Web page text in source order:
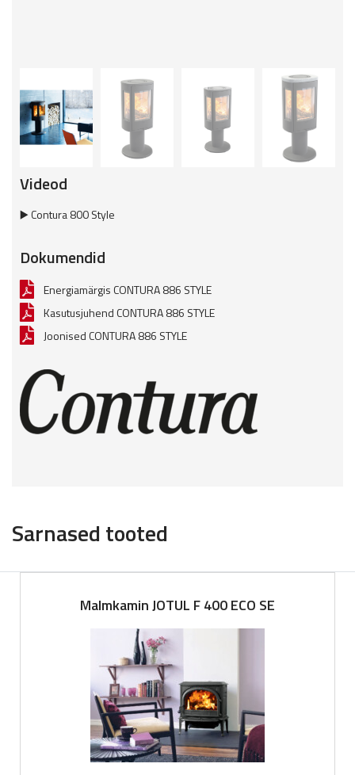
Videod
▶️ Contura 800 Style
Dokumendid
Energiamärgis CONTURA 886 STYLE
Kasutusjuhend CONTURA 886 STYLE
Joonised CONTURA 886 STYLE
Sarnased tooted
Malmkamin JOTUL F 400 ECO SE